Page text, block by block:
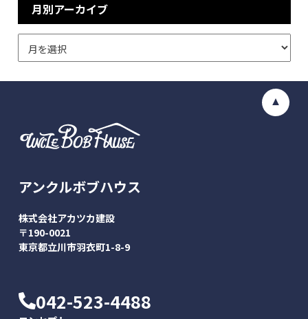
月別アーカイブ
アンクルボブハウス
株式会社アカツカ建設
〒190-0021
東京都立川市羽衣町1-8-9
042-523-4488